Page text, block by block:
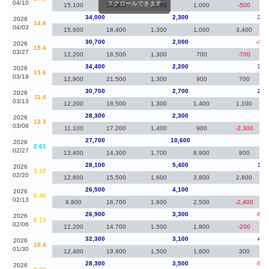
04/10
15,100
18,300 1,300 1,000 -500
2026
04/03
14.8
34,000 2,300
15,600
18,400 1,300 1,000 3,400
2026
03/27
15.4
30,700 2,000
-
12,200
18,500 1,300 700 -700
2026
03/19
15.6
34,400 2,200
12,900
21,500 1,300 900 700
2026
03/13
11.4
30,700 2,700
12,200
18,500 1,300 1,400 1,100
2026
03/06
12.3
28,300 2,300
11,100
17,200 1,400 900 -2,300
2026
02/27
2.61
27,700 10,600
13,400
14,300 1,700 8,900 800
2026
02/20
5.20
28,100 5,400
12,600
15,500 1,600 3,800 2,800
2026
02/13
6.46
26,500 4,100
9,800
16,700 1,600 2,500 -2,400
2026
02/06
8.15
26,900 3,300
-
12,200
14,700 1,500 1,800 -200
2026
01/30
10.4
32,300 3,100
12,400
19,900 1,500 1,600 300
2026 28,300 3,500 -
スクロールできます